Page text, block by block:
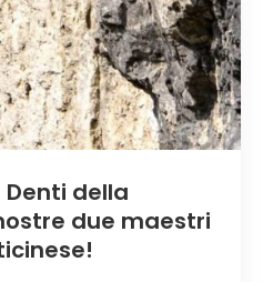
Denti della
due maestri